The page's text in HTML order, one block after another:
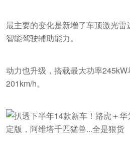
最主要的变化是新增了车顶激光
智能驾驶辅助能力。
动力也升级，搭载最大功率
201km/h。